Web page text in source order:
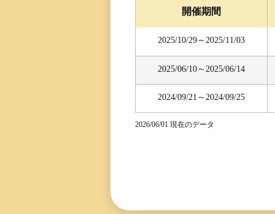
開催期間
2025/10/29～2025/11/03
2025/06/10～2025/06/14
2024/09/21～2024/09/25
2026/06/01 現在のデータ